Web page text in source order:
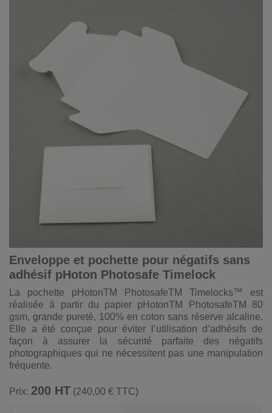
Enveloppe et pochette pour négatifs sans
adhésif pHoton Photosafe Timelock
La pochette pHotonTM PhotosafeTM Timelocks™ est
réalisée à partir du papier pHotonTM PhotosafeTM 80
gsm, grande pureté, 100% en coton sans réserve alcaline.
Elle a été conçue pour éviter l’utilisation d’adhésifs de
façon à assurer la sécurité parfaite des négatifs
photographiques qui ne nécessitent pas une manipulation
fréquente.
Prix: 200 HT (240,00 € TTC)